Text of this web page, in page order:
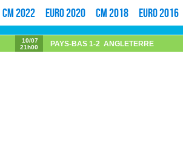
CM 2022 Euro 2020 CM 2018 Euro 2016
10/07
21h00
PAYS-BAS 1-2 ANGLETERRE